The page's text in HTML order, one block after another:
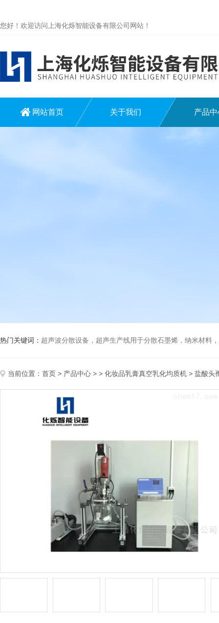
您好！欢迎访问上海化烁智能设备有限公司网站！
网站首页 关于我们 产品中
热门关键词： 超声波分散设备，超声生产线用于分散石墨烯，纳米材料，高分子材
当前位置： 首页 > 产品中心 > > 化妆品乳膏真空乳化均质机 > 盐酸头